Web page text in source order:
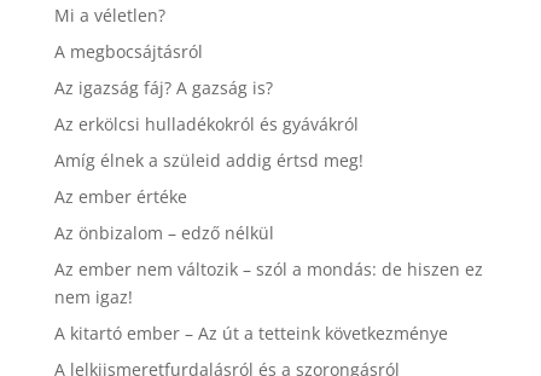
Mi a véletlen?
A megbocsájtásról
Az igazság fáj? A gazság is?
Az erkölcsi hulladékokról és gyávákról
Amíg élnek a szüleid addig értsd meg!
Az ember értéke
Az önbizalom – edző nélkül
Az ember nem változik – szól a mondás: de hiszen ez
nem igaz!
A kitartó ember – Az út a tetteink következménye
A lelkiismeretfurdalásról és a szorongásról